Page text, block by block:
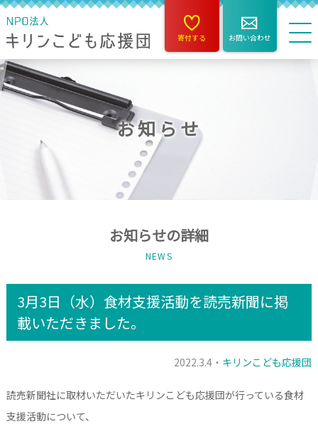
寄付する お問い合わせ
お知らせ
お知らせの詳細
NEWS
3月3日（水）食材支援活動を読売新聞に掲
載いただきました。
2022.3.4・ キリンこども応援団
読売新聞社に取材いただいたキリンこども応援団が行っている食材
支援活動について、